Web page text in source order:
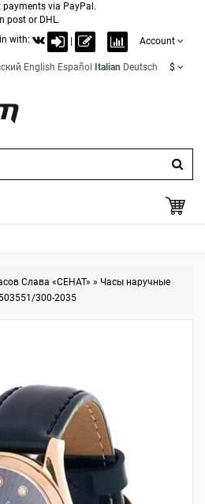
payments via PayPal.
post or DHL.
with:
Account
English Español Italian Deutsch $
Слава «СЕНАТ» » Часы наручные
300-2035